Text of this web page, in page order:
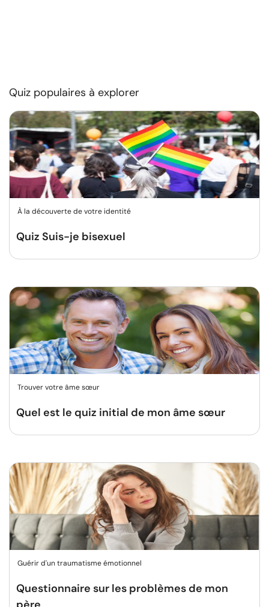
Quiz populaires à explorer
À la découverte de votre identité
Quiz Suis-je bisexuel
Trouver votre âme sœur
Quel est le quiz initial de mon âme sœur
Guérir d'un traumatisme émotionnel
Questionnaire sur les problèmes de mon